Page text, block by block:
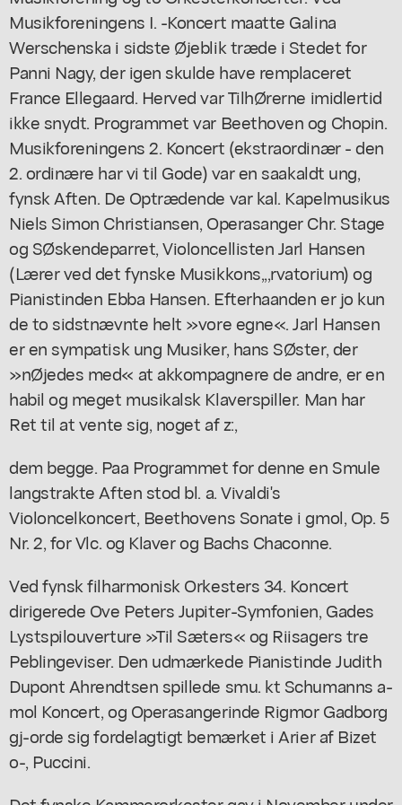
Musikforeningens I. -Koncert maatte Galina
Werschenska i sidste Øjeblik træde i Stedet for
Panni Nagy, der igen skulde have remplaceret
France Ellegaard. Herved var TilhØrerne imidlertid
ikke snydt. Programmet var Beethoven og Chopin.
Musikforeningens 2. Koncert (ekstraordinær - den
2. ordinære har vi til Gode) var en saakaldt ung,
fynsk Aften. De Optrædende var kal. Kapelmusikus
Niels Simon Christiansen, Operasanger Chr. Stage
og SØskendeparret, Violoncellisten Jarl Hansen
(Lærer ved det fynske Musikkons,,,rvatorium) og
Pianistinden Ebba Hansen. Efterhaanden er jo kun
de to sidstnævnte helt »vore egne«. Jarl Hansen
er en sympatisk ung Musiker, hans SØster, der
»nØjedes med« at akkompagnere de andre, er en
habil og meget musikalsk Klaverspiller. Man har
Ret til at vente sig, noget af z:,
dem begge. Paa Programmet for denne en Smule
langstrakte Aften stod bl. a. Vivaldi's
Violoncelkoncert, Beethovens Sonate i gmol, Op. 5
Nr. 2, for Vlc. og Klaver og Bachs Chaconne.
Ved fynsk filharmonisk Orkesters 34. Koncert
dirigerede Ove Peters Jupiter-Symfonien, Gades
Lystspilouverture »Til Sæters« og Riisagers tre
Peblingeviser. Den udmærkede Pianistinde Judith
Dupont Ahrendtsen spillede smu. kt Schumanns a-
mol Koncert, og Operasangerinde Rigmor Gadborg
gj-orde sig fordelagtigt bemærket i Arier af Bizet
o-, Puccini.